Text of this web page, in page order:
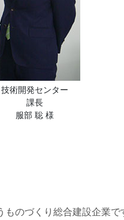
技術開発センター
課長
服部 聡 様
のづくり総合建設企業で